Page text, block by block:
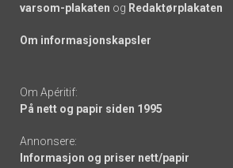
varsom-plakaten og Redaktørplakaten
Om informasjonskapsler
Om Apéritif:
På nett og papir siden 1995
Annonsere:
Informasjon og priser nett/papir